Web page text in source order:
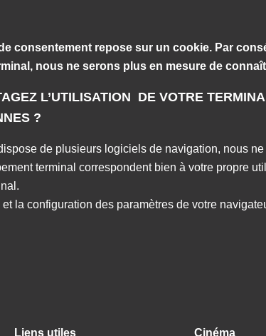
consentement repose sur un cookie. Par
nous ne serons plus en mesure de
L’UTILISATION DE VOTRE
?
de plusieurs logiciels de navigation, nous
terminal correspondent bien à votre propre
la configuration des paramètres de votre
Liens utiles Cinéma